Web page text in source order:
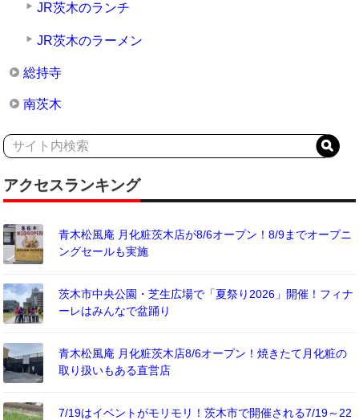
JR茨木のランチ
JR茨木のラーメン
総持寺
南茨木
アクセスランキング
青木松風庵 月化粧茨木店が8/6オープン！8/9までオープニ
ングセールも実施
茨木市中央公園・芝生広場で「夏祭り2026」開催！フィナ
ーレはみんなで盆踊り
青木松風庵 月化粧茨木店8/6オープン！焼きたて月化粧の
取り扱いもある直営店
7/19はイベントがモリモリ！茨木市で開催される7/19～22